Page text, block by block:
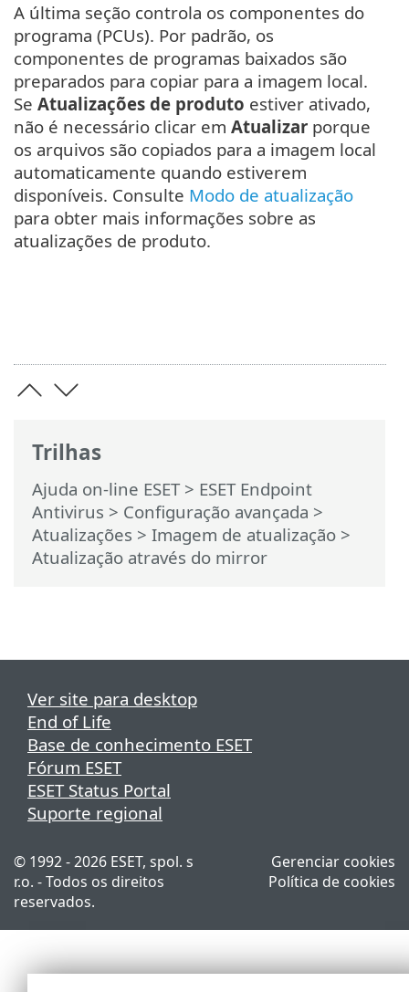
Trilhas
Ajuda on-line ESET> ESET Endpoint
Antivirus > Configuração avançada >
Atualizações > Imagem de atualização >
Atualização através do mirror
A última seção controla os componentes do
programa (PCUs). Por padrão, os
componentes de programas baixados são
preparados para copiar para a imagem local.
Se Atualizações de produto estiver ativado,
não é necessário clicar em Atualizar porque
os arquivos são copiados para a imagem local
automaticamente quando estiverem
disponíveis. Consulte Modo de atualização
para obter mais informações sobre as
atualizações de produto.
Ver site para desktop
End of Life
Base de conhecimento ESET
Fórum ESET
ESET Status Portal
Suporte regional
© 1992 - 2026 ESET, spol. s
r.o. - Todos os direitos
reservados.
Gerenciar cookies
Política de cookies